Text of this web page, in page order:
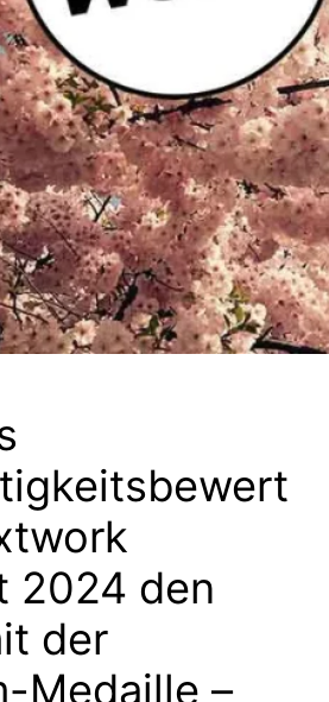
2024 den
der
Medaille –